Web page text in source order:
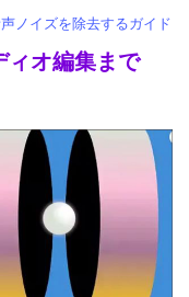
ノイズを除去するガイド
オ編集まで